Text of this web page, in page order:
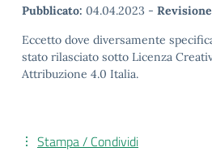
Pubblicato: 04.04.2023 -
Eccetto dove diversamente
stato rilasciato sotto Licenza
Attribuzione 4.0 Italia.
Stampa / Condividi